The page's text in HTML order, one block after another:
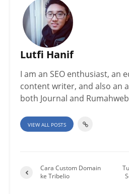
Lutfi Hanif
I am an SEO enthusiast, an
content writer, and also an
both Journal and
VIEW ALL POSTS
Cara Custom Domain
ke Tribelio